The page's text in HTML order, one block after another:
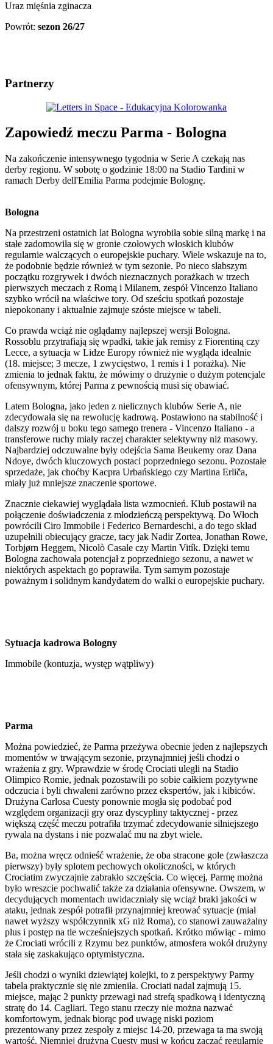
Uraz mięśnia zginacza
Powrót: sezon 26/27
Partnerzy
Zapowiedź meczu Parma - Bologna
Na zakończenie intensywnego tygodnia w Serie A czekają nas
derby regionu. W sobotę o godzinie 18:00 na Stadio Tardini w
ramach Derby dell'Emilia Parma podejmie Bolognę.
Bologna
Na przestrzeni ostatnich lat Bologna wyrobiła sobie silną markę i na
stałe zadomowiła się w gronie czołowych włoskich klubów
regularnie walczących o europejskie puchary. Wiele wskazuje na to,
że podobnie będzie również w tym sezonie. Po nieco słabszym
początku rozgrywek i dwóch nieznacznych porażkach w trzech
pierwszych meczach z Romą i Milanem, zespół Vincenzo Italiano
szybko wrócił na właściwe tory. Od sześciu spotkań pozostaje
niepokonany i aktualnie zajmuje szóste miejsce w tabeli.
Co prawda wciąż nie oglądamy najlepszej wersji Bologna.
Rossoblu przytrafiają się wpadki, takie jak remisy z Fiorentiną czy
Lecce, a sytuacja w Lidze Europy również nie wygląda idealnie
(18. miejsce; 3 mecze, 1 zwycięstwo, 1 remis i 1 porażka). Nie
zmienia to jednak faktu, że mówimy o drużynie o dużym potencjale
ofensywnym, której Parma z pewnością musi się obawiać.
Latem Bologna, jako jeden z nielicznych klubów Serie A, nie
zdecydowała się na rewolucję kadrową. Postawiono na stabilność i
dalszy rozwój u boku tego samego trenera - Vincenzo Italiano - a
transferowe ruchy miały raczej charakter selektywny niż masowy.
Najbardziej odczuwalne były odejścia Sama Beukemy oraz Dana
Ndoye, dwóch kluczowych postaci poprzedniego sezonu. Pozostałe
sprzedaże, jak choćby Kacpra Urbańskiego czy Martina Erliča,
miały już mniejsze znaczenie sportowe.
Znacznie ciekawiej wyglądała lista wzmocnień. Klub postawił na
połączenie doświadczenia z młodzieńczą perspektywą. Do Włoch
powrócili Ciro Immobile i Federico Bernardeschi, a do tego skład
uzupełnili obiecujący gracze, tacy jak Nadir Zortea, Jonathan Rowe,
Torbjørn Heggem, Nicolò Casale czy Martin Vitík. Dzięki temu
Bologna zachowała potencjał z poprzedniego sezonu, a nawet w
niektórych aspektach go poprawiła. Tym samym pozostaje
poważnym i solidnym kandydatem do walki o europejskie puchary.
Sytuacja kadrowa Bologny
Immobile (kontuzja, występ wątpliwy)
Parma
Można powiedzieć, że Parma przeżywa obecnie jeden z najlepszych
momentów w trwającym sezonie, przynajmniej jeśli chodzi o
wrażenia z gry. Wprawdzie w środę Crociati ulegli na Stadio
Olimpico Romie, jednak pozostawili po sobie całkiem pozytywne
odczucia i byli chwaleni zarówno przez ekspertów, jak i kibiców.
Drużyna Carlosa Cuesty ponownie mogła się podobać pod
względem organizacji gry oraz dyscypliny taktycznej - przez
większą część meczu potrafiła trzymać zdecydowanie silniejszego
rywala na dystans i nie pozwalać mu na zbyt wiele.
Ba, można wręcz odnieść wrażenie, że oba stracone gole (zwłaszcza
pierwszy) były splotem pechowych okoliczności, w których
Crociatim zwyczajnie zabrakło szczęścia. Co więcej, Parmę można
było wreszcie pochwalić także za działania ofensywne. Owszem, w
decydujących momentach uwidaczniały się wciąż braki jakości w
ataku, jednak zespół potrafił przynajmniej kreować sytuacje (miał
nawet wyższy współczynnik xG niż Roma), co stanowi zauważalny
plus i postęp na tle wcześniejszych spotkań. Krótko mówiąc - mimo
że Crociati wrócili z Rzymu bez punktów, atmosfera wokół drużyny
stała się zaskakująco optymistyczna.
Jeśli chodzi o wyniki dziewiątej kolejki, to z perspektywy Parmy
tabela praktycznie się nie zmieniła. Crociati nadal zajmują 15.
miejsce, mając 2 punkty przewagi nad strefą spadkową i identyczną
stratę do 14. Cagliari. Tego stanu rzeczy nie można nazwać
komfortowym, jednak biorąc pod uwagę niski poziom
prezentowany przez zespoły z miejsc 14-20, przewaga ta ma swoją
wartość. Niemniej drużyna Cuesty musi w końcu zacząć regularnie